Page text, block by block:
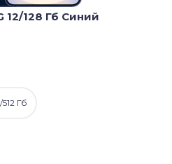
12/128 Гб Синий
512 Гб